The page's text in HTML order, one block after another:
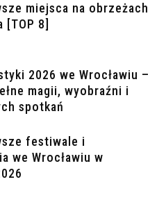
miejsca na obrzeżach
[TOP 8]
2026 we Wrocławiu –
magii, wyobraźni i
spotkań
festiwale i
we Wrocławiu w